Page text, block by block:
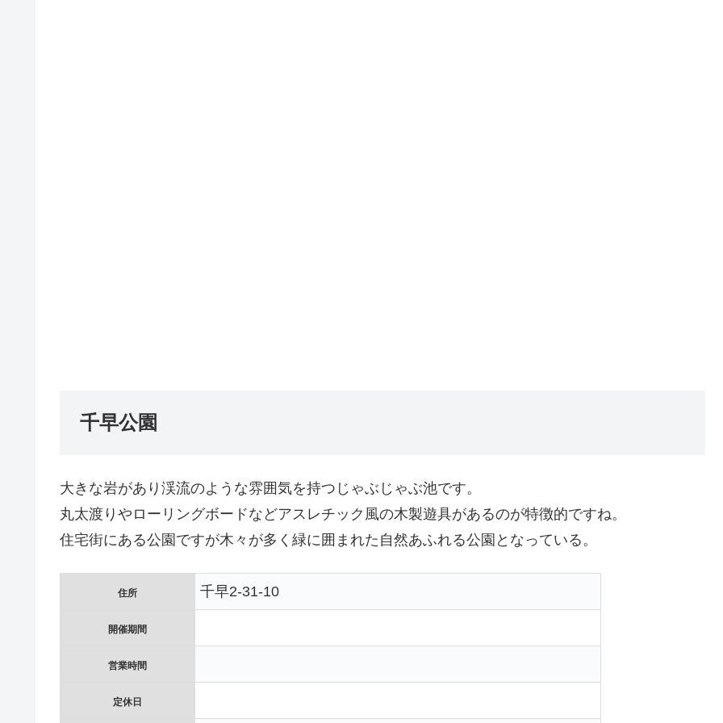
千早公園
大きな岩があり渓流のような雰囲気を持つじゃぶじゃぶ池です。
丸太渡りやローリングボードなどアスレチック風の木製遊具があるのが特徴的ですね。
住宅街にある公園ですが木々が多く緑に囲まれた自然あふれる公園となっている。
住所 千早2-31-10
開催期間
営業時間
定休日